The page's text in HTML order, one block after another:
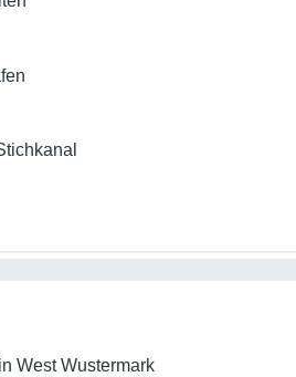
West Wustermark